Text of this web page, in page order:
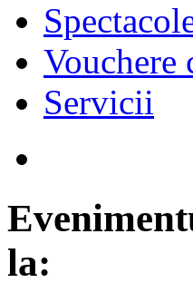
Vouchere
Servicii
la: